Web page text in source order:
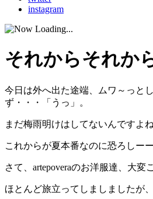
instagram
それからそれか
今日は外へ出た途端、ムワ～っと
ず・・・「うっ」。
まだ梅雨明けはしてないんですよね
これからが夏本番なのに恐ろしーー
さて、artepoveraのお洋服達、大変
ほとんど旅立ってしましましたが